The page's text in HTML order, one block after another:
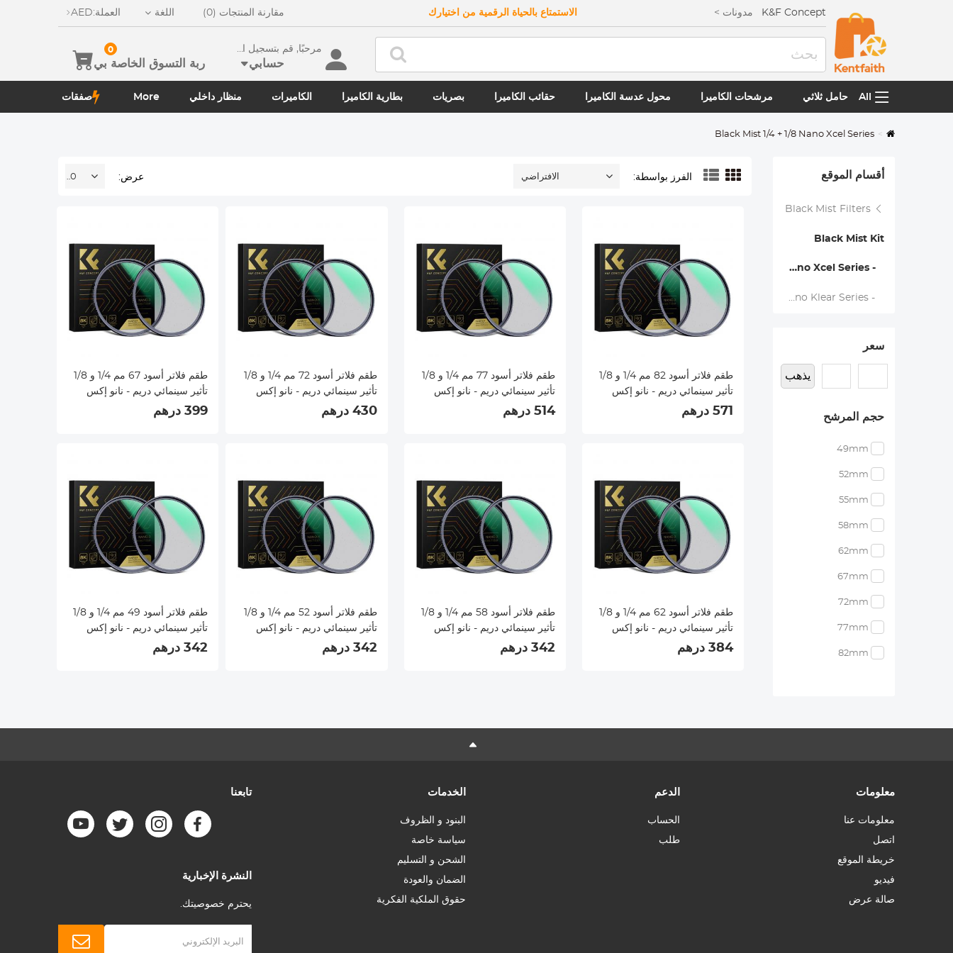
K&F Concept مدونات > الاستمتاع بالحياة الرقمية من اختيارك مقارنة المنتجات (0) اللغة العملة:AED
مرحبًا, قم بتسجيل الدخو
حسابي ربة التسوق الخاصة بي
0
All حامل ثلاثي مرشحات الكاميرا محول عدسة الكاميرا حقائب الكاميرا بصريات بطارية الكاميرا الكاميرات منظار داخلي More صفقات
Black Mist 1/4 + 1/8 Nano Xcel Series
أقسام الموقع
Black Mist Filters
Black Mist Kit
- Black Mist 1/4 + 1/8 Nano Xcel Series
- Black Mist 1/4 + 1/8 - Nano Klear Series
سعر
يذهب
حجم المرشح
49mm
52mm
55mm
58mm
62mm
67mm
72mm
77mm
82mm
الفرز بواسطة: الافتراضي عرض: 20
طقم فلاتر أسود 82 مم 1/4 و 1/8
تأثير سينمائي دريم - نانو إكس
571 درهم
طقم فلاتر أسود 77 مم 1/4 و 1/8
تأثير سينمائي دريم - نانو إكس
514 درهم
طقم فلاتر أسود 72 مم 1/4 و 1/8
تأثير سينمائي دريم - نانو إكس
430 درهم
طقم فلاتر أسود 67 مم 1/4 و 1/8
تأثير سينمائي دريم - نانو إكس
399 درهم
طقم فلاتر أسود 62 مم 1/4 و 1/8
تأثير سينمائي دريم - نانو إكس
384 درهم
طقم فلاتر أسود 58 مم 1/4 و 1/8
تأثير سينمائي دريم - نانو إكس
342 درهم
طقم فلاتر أسود 52 مم 1/4 و 1/8
تأثير سينمائي دريم - نانو إكس
342 درهم
طقم فلاتر أسود 49 مم 1/4 و 1/8
تأثير سينمائي دريم - نانو إكس
342 درهم
معلومات
معلومات عنا
اتصل
خريطة الموقع
فيديو
صالة عرض
الدعم
الحساب
طلب
الخدمات
البنود و الظروف
سياسة خاصة
الشحن و التسليم
الضمان والعودة
حقوق الملكية الفكرية
تابعنا
النشرة الإخبارية
يحترم خصوصيتك.